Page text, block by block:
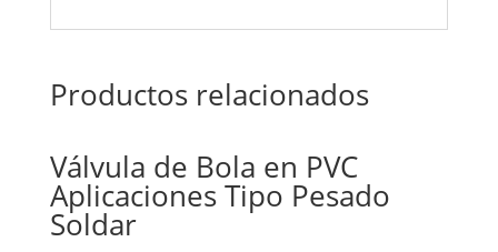
Productos relacionados
Válvula de Bola en PVC
Aplicaciones Tipo Pesado
Soldar